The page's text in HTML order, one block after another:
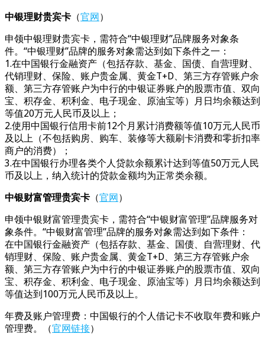
中银理财贵宾卡 （官网）
申领中银理财贵宾卡，需符合“中银理财”品牌服务对象条
件。“中银理财”品牌的服务对象需达到如下条件之一：
1.在中国银行金融资产（包括存款、基金、国债、自营理财、
代销理财、保险、账户贵金属、黄金T+D、第三方存管账户余
额、第三方存管账户为中行的中银证券账户的股票市值、双向
宝、积存金、积利金、电子现金、原油宝等）月日均余额达到
等值20万元人民币及以上；
2.使用中国银行信用卡前12个月累计消费额等值10万元人民币
及以上（不包括购房、购车、装修等大额刷卡消费和零折扣率
商户的消费）；
3.在中国银行办理各类个人贷款余额累计达到等值50万元人民
币及以上，纳入统计的贷款金额均为正常类余额。
中银财富管理贵宾卡 （官网）
申领中银财富管理贵宾卡，需符合“中银财富管理”品牌服务对
象条件。“中银财富管理”品牌的服务对象需达到如下条件：
在中国银行金融资产（包括存款、基金、国债、自营理财、代
销理财、保险、账户贵金属、黄金T+D、第三方存管账户余
额、第三方存管账户为中行的中银证券账户的股票市值、双向
宝、积存金、积利金、电子现金、原油宝等）月日均余额达到
等值达到100万元人民币及以上。
年费及账户管理费：中国银行的个人借记卡不收取年费和账户
管理费。（官网链接）